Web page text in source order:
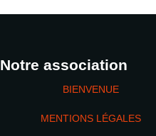
Notre association
BIENVENUE
MENTIONS LÉGALES